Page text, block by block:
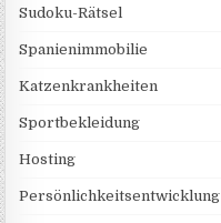
Sudoku-Rätsel
Spanienimmobilie
Katzenkrankheiten
Sportbekleidung
Hosting
Persönlichkeitsentwicklung